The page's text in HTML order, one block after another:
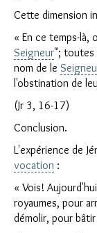
Cette dimension
« En ce temps-là,
Seigneur"; toutes
nom de le
l'obstination de
(Jr 3, 16-17)
Conclusion.
L'expérience de
vocation :
« Vois!
royaumes, pour
démolir, pour